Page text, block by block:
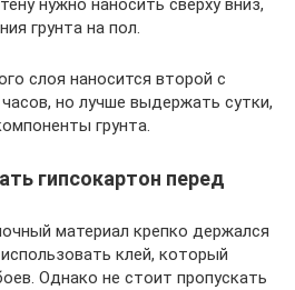
нужно наносить сверху вниз,
грунта на пол.
слоя наносится второй с
но лучше выдержать сутки,
грунта.
гипсокартон перед
материал крепко держался
клей, который
Однако не стоит пропускать